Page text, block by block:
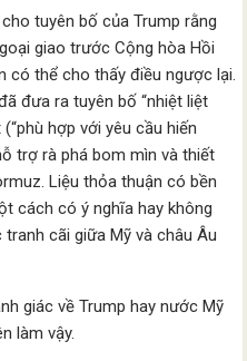
tuyên bố của Trump rằng
giao trước Cộng hòa Hồi
có thể cho thấy điều ngược lại.
đưa ra tuyên bố “nhiệt liệt
hợp với yêu cầu hiến
trợ rà phá bom mìn và thiết
Liệu thỏa thuận có bền
cách có ý nghĩa hay không
cãi giữa Mỹ và châu Âu
giác về Trump hay nước Mỹ
làm vậy.